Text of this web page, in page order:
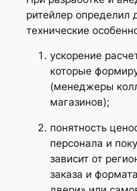
ритейлер определил
технические
ускорение
которые
(менеджеры
магазинов);
понятность
персонала и
зависит от
заказа и